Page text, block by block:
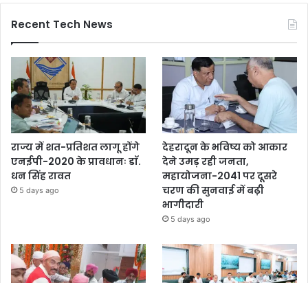
Recent Tech News
राज्य में शत-प्रतिशत लागू होंगे
एनईपी-2020 के प्रावधानः डाॅ.
धन सिंह रावत
5 days ago
देहरादून के भविष्य को आकार
देने उमड़ रही जनता,
महायोजना-2041 पर दूसरे
चरण की सुनवाई में बढ़ी
भागीदारी
5 days ago